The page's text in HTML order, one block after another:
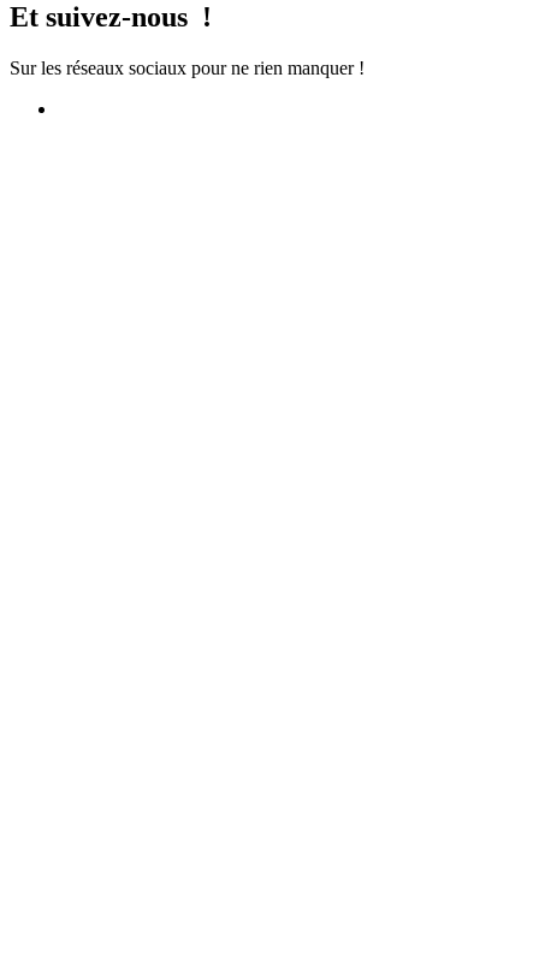
Et suivez-nous !
Sur les réseaux sociaux pour ne rien manquer !